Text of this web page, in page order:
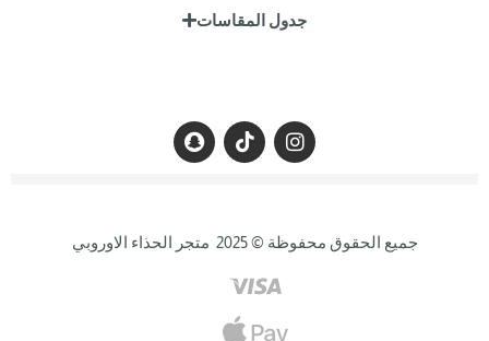
جدول المقاسات
جميع الحقوق محفوظة © 2025 متجر الحذاء الاوروبي